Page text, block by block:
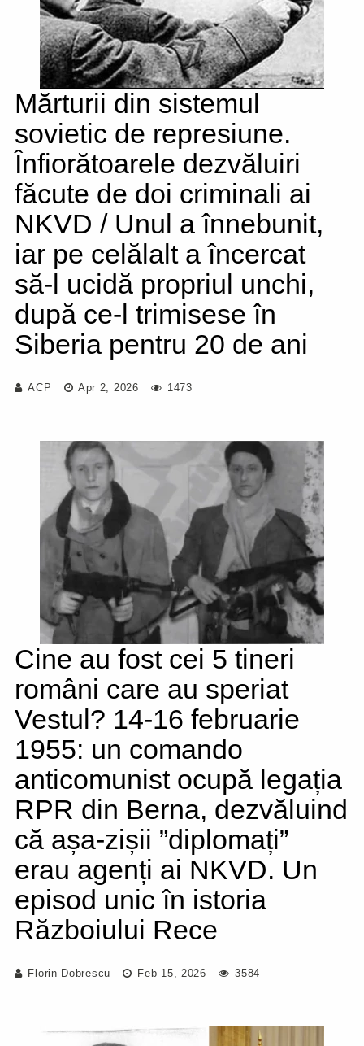
Mărturii din sistemul
sovietic de represiune.
Înfiorătoarele dezvăluiri
făcute de doi criminali ai
NKVD / Unul a înnebunit,
iar pe celălalt a încercat
să-l ucidă propriul unchi,
după ce-l trimisese în
Siberia pentru 20 de ani
ACP Apr 2, 2026 1473
Cine au fost cei 5 tineri
români care au speriat
Vestul? 14-16 februarie
1955: un comando
anticomunist ocupă legația
RPR din Berna, dezvăluind
că așa-zișii ”diplomați”
erau agenți ai NKVD. Un
episod unic în istoria
Războiului Rece
Florin Dobrescu Feb 15, 2026 3584